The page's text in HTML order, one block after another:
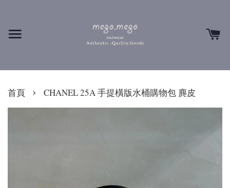
首頁 › CHANEL 25A 手提橫版水桶購物包 麂皮